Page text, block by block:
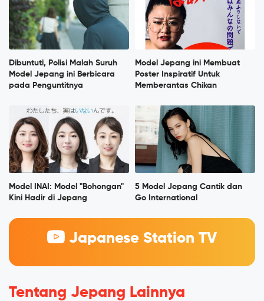
Dibuntuti, Polisi Malah Suruh
Model Jepang ini Berbicara
pada Penguntitnya
Model Jepang ini Membuat
Poster Inspiratif Untuk
Memberantas Chikan
Model INAI: Model "Bohongan"
Kini Hadir di Jepang
5 Model Jepang Cantik dan
Go International
Japanese Station TV
Tentang Jepang Lainnya